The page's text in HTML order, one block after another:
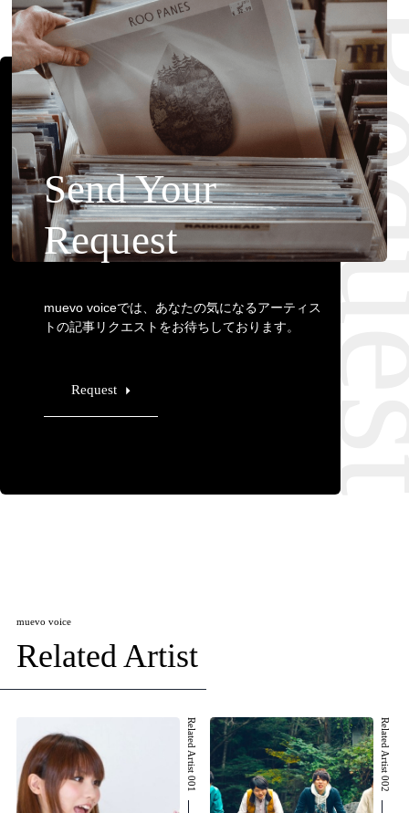
Send Your
Request
muevo voiceでは、あなたの気になるアーティス
トの記事リクエストをお待ちしております。
Request
muevo voice
Related Artist
Related Artist 001 Related Artist 002